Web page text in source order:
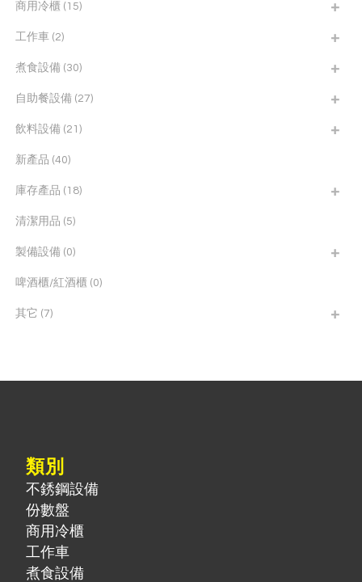
商用冷櫃 (15)
工作車 (2)
煮食設備 (30)
自助餐設備 (27)
飲料設備 (21)
新產品 (40)
庫存產品 (18)
清潔用品 (5)
製備設備 (0)
啤酒櫃/紅酒櫃 (0)
其它 (7)
類別
不銹鋼設備
份數盤
商用冷櫃
工作車
煮食設備